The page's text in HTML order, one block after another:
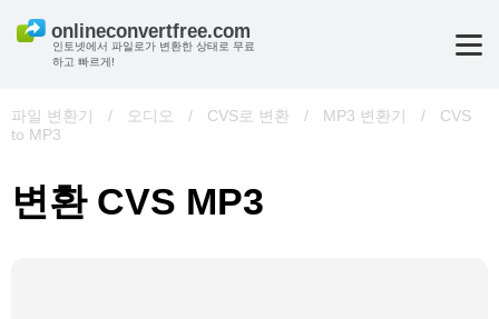
인토넷에서 파일로가 변환한 상태로 무료
하고 빠르게!
파일 변환기 / 오디오 / CVS로 변환 / MP3 변환기 /
CVS
to MP3
변환 CVS MP3